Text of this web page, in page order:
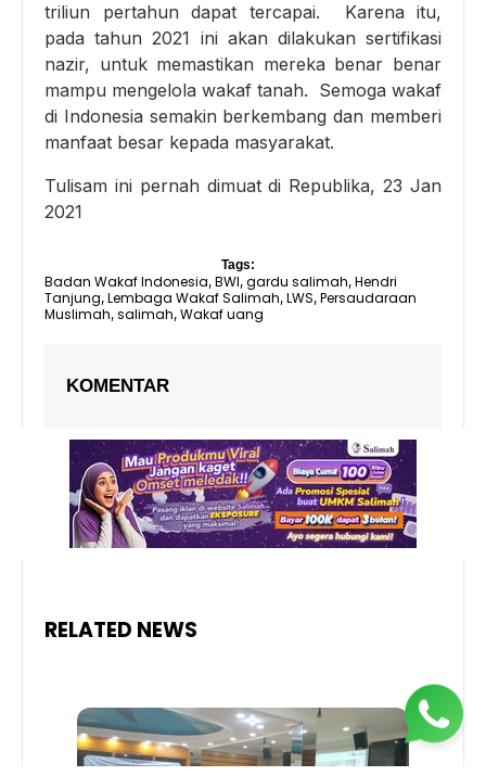
triliun pertahun dapat tercapai. Karena itu,
pada tahun 2021 ini akan dilakukan sertifikasi
nazir, untuk memastikan mereka benar benar
mampu mengelola wakaf tanah. Semoga wakaf
di Indonesia semakin berkembang dan memberi
manfaat besar kepada masyarakat.
Tulisam ini pernah dimuat di Republika, 23 Jan
2021
Tags:
Badan Wakaf Indonesia, BWI, gardu salimah, Hendri
Tanjung, Lembaga Wakaf Salimah, LWS, Persaudaraan
Muslimah, salimah, Wakaf uang
KOMENTAR
RELATED NEWS